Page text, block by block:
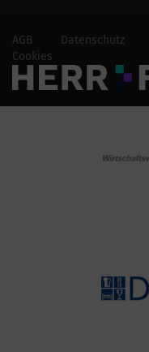
AGB Datenschutz
Cookies